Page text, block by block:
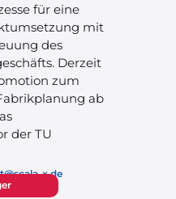
für eine
mit
des
Derzeit
zum
ab
der TU
x.de